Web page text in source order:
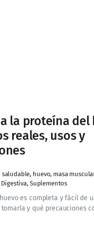
la proteína del
reales, usos y
saludable, huevo, masa
, Suplementos
es completa y fácil de
y qué precauciones